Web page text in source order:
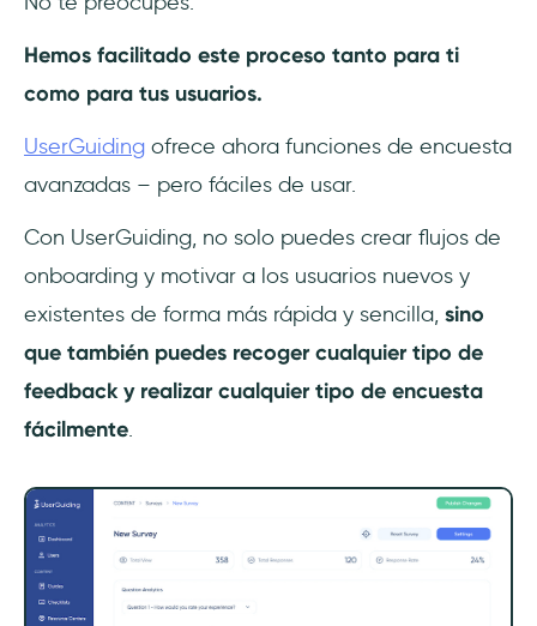
Hemos facilitado este proceso tanto para ti
como para tus usuarios.
UserGuiding ofrece ahora funciones de encuesta
avanzadas – pero fáciles de usar.
Con UserGuiding, no solo puedes crear flujos de
onboarding y motivar a los usuarios nuevos y
existentes de forma más rápida y sencilla, sino
que también puedes recoger cualquier tipo de
feedback y realizar cualquier tipo de encuesta
fácilmente.